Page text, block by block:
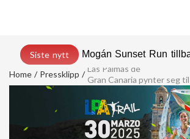
Siste nytt Mogán Sunset Run
Home
Pressklipp
Las Palmas de
Gran Canaria pynter seg